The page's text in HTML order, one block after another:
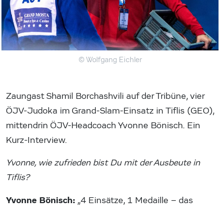
© Wolfgang Eichler
Zaungast Shamil Borchashvili auf der Tribüne, vier
ÖJV-Judoka im Grand-Slam-Einsatz in Tiflis (GEO),
mittendrin ÖJV-Headcoach Yvonne Bönisch. Ein
Kurz-Interview.
Yvonne, wie zufrieden bist Du mit der Ausbeute in
Tiflis?
Yvonne Bönisch: „4 Einsätze, 1 Medaille – das